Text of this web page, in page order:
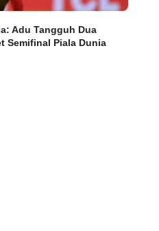
Adu Tangguh Dua
Semifinal Piala Dunia